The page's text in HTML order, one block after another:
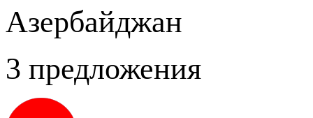
Азербайджан
3 предложения